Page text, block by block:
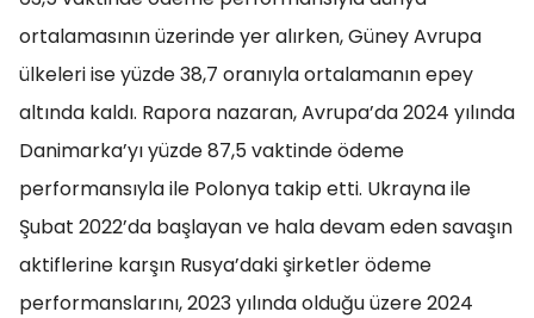
ortalamasının üzerinde yer alırken, Güney Avrupa
ülkeleri ise yüzde 38,7 oranıyla ortalamanın epey
altında kaldı. Rapora nazaran, Avrupa’da 2024 yılında
Danimarka’yı yüzde 87,5 vaktinde ödeme
performansıyla ile Polonya takip etti. Ukrayna ile
Şubat 2022’da başlayan ve hala devam eden savaşın
aktiflerine karşın Rusya’daki şirketler ödeme
performanslarını, 2023 yılında olduğu üzere 2024